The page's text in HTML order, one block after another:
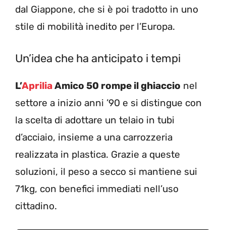
dal Giappone, che si è poi tradotto in uno
stile di mobilità inedito per l’Europa.
Un’idea che ha anticipato i tempi
L’ApriliaAmico 50 rompe il ghiaccio nel
settore a inizio anni ’90 e si distingue con
la scelta di adottare un telaio in tubi
d’acciaio, insieme a una carrozzeria
realizzata in plastica. Grazie a queste
soluzioni, il peso a secco si mantiene sui
71kg, con benefici immediati nell’uso
cittadino.